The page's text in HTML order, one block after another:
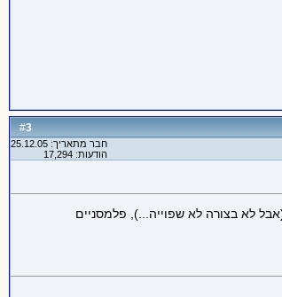
#
3
חבר מתאריך: 25.12.05
הודעות: 17,294
לא בצורה לא שפוייה...), פלמסניים